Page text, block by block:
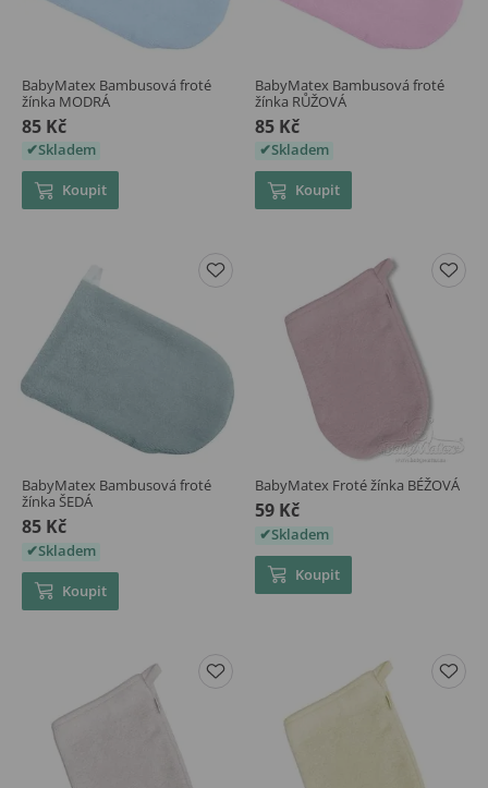
BabyMatex Bambusová froté
žínka MODRÁ
85 Kč
Skladem
Koupit
BabyMatex Bambusová froté
žínka RŮŽOVÁ
85 Kč
Skladem
Koupit
BabyMatex Bambusová froté
žínka ŠEDÁ
85 Kč
Skladem
Koupit
BabyMatex Froté žínka BÉŽOVÁ
59 Kč
Skladem
Koupit